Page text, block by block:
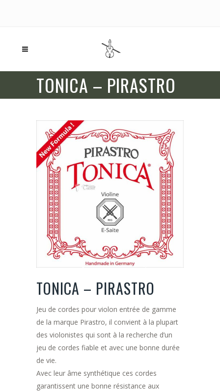
TONICA – PIRASTRO
TONICA – PIRASTRO
Jeu de cordes pour violon entrée de gamme
de la marque Pirastro, il convient à la plupart
des violonistes qui sont à la recherche d’un
jeu de cordes fiable et avec une bonne durée
de vie.
Avec leur âme synthétique ces cordes
garantissent une bonne résistance aux